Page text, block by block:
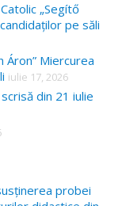
„Segítő
pe săli
Áron” Miercurea
iulie 17, 2026
din 21 iulie
probei